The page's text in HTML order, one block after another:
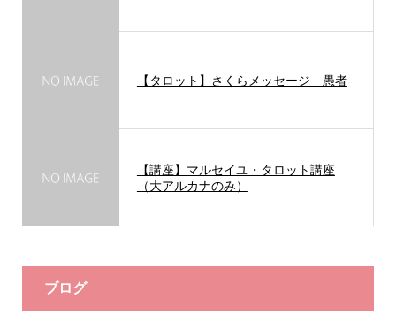
【タロット】さくらメッセージ 愚者
【講座】マルセイユ・タロット講座
（大アルカナのみ）
ブログ